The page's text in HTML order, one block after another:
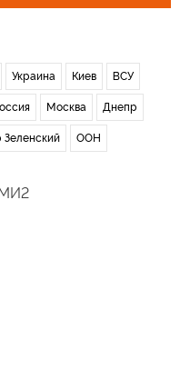
Украина Киев ВСУ
Москва Днепр
ООН